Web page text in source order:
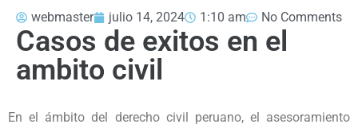
webmaster julio 14, 2024 1:10 am No Comments
Casos de exitos en el
ambito civil
En el ámbito del derecho civil peruano, el asesoramiento